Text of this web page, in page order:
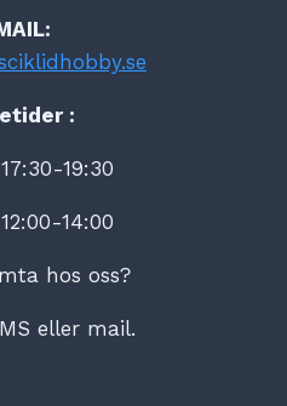
:
19:30
14:00
hos oss?
eller mail.